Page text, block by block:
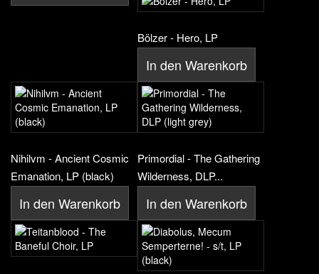
Bölzer - Hero, LP
In den Warenkorb
Nihilvm - Ancient Cosmic
Emanation, LP (black)
In den Warenkorb
Primordial - The Gathering
Wilderness, DLP...
In den Warenkorb